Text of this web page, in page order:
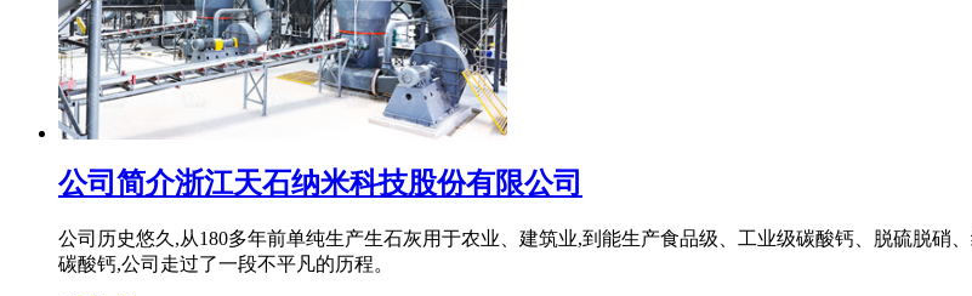
公司简介浙江天石纳米科技股份有限公司
公司历史悠久,从180多年前单纯生产生石灰用于农业、建筑业,到能生产食品级、工业级碳酸钙、脱硫脱
碳酸钙,公司走过了一段不平凡的历程。